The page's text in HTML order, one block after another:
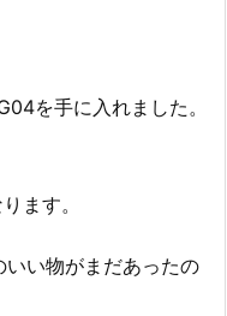
を手に入れました。
ます。
いい物がまだあったの